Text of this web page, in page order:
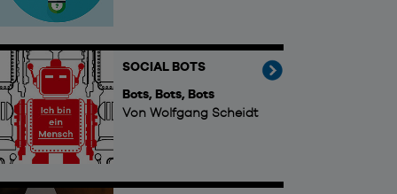
SOCIAL BOTS
Bots, Bots, Bots
Von Wolfgang Scheidt